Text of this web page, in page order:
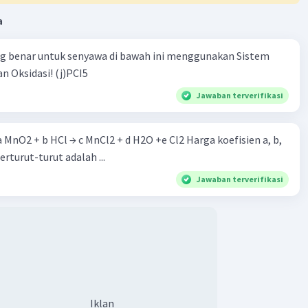
·0.0(0) Balas
benar untuk senyawa di bawah ini menggunakan Sistem
Oksidasi! (j)PCI5
Jawaban terverifikasi
+ b HCl → c MnCl2 + d H2O +e Cl2 Harga koefisien a, b,
turut adalah ...
Jawaban terverifikasi
Iklan